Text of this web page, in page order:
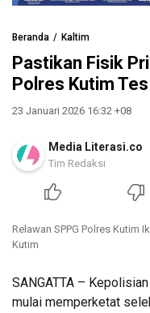
Beranda Kaltim
Pastikan Fisik
Polres Kutim
23 Januari 2026 16:32 +08
Media Literasi.co
Tim Redaksi
Relawan SPPG Polres Kutim
Kutim
SANGATTA –
mulai memperketat